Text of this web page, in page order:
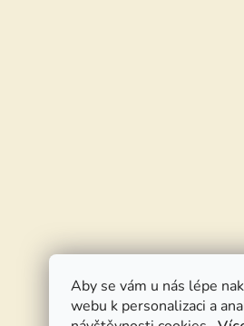
Aby se vám u nás lépe
webu k personalizaci a